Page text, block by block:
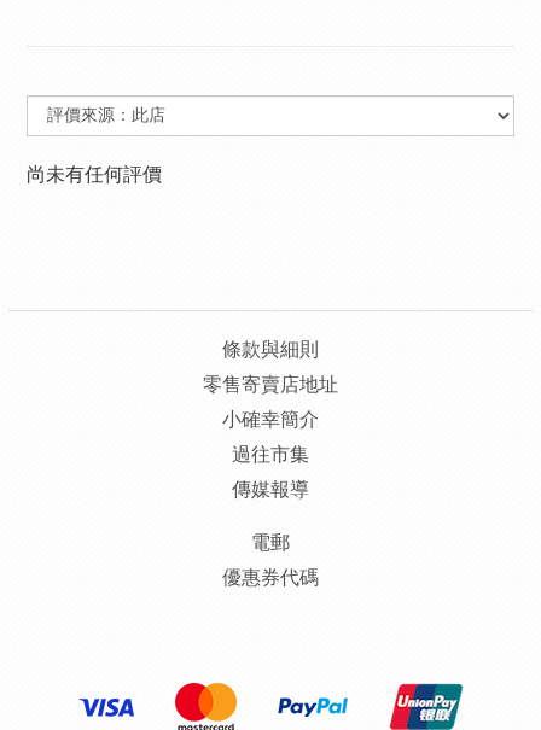
尚未有任何評價
條款與細則
零售寄賣店地址
小確幸簡介
過往市集
傳媒報導
電郵
優惠券代碼